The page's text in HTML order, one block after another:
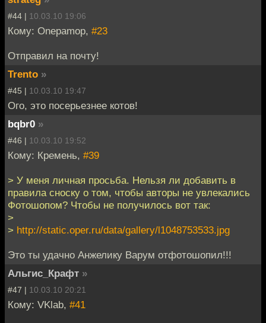
#44 | 10.03.10 19:06
Кому: Onepamop, #23
Отправил на почту!
Trento »
#45 | 10.03.10 19:47
Ого, это посерьезнее котов!
bqbr0 »
#46 | 10.03.10 19:52
Кому: Кремень, #39
> У меня личная просьба. Нельзя ли добавить в
правила сноску о том, чтобы авторы не увлекались
Фотошопом? Чтобы не получилось вот так:
>
> http://static.oper.ru/data/gallery/l1048753533.jpg
Это ты удачно Анжелику Варум отфотошопил!!!
Альгис_Крафт »
#47 | 10.03.10 20:21
Кому: VKlab, #41